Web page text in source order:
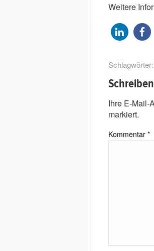
Weitere
Schlagwörter:
Ihre E-Mail-
markiert.
Kommentar *